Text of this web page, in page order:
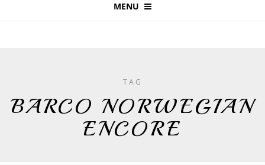
MENU
TAG
BARCO NORWEGIAN
ENCORE